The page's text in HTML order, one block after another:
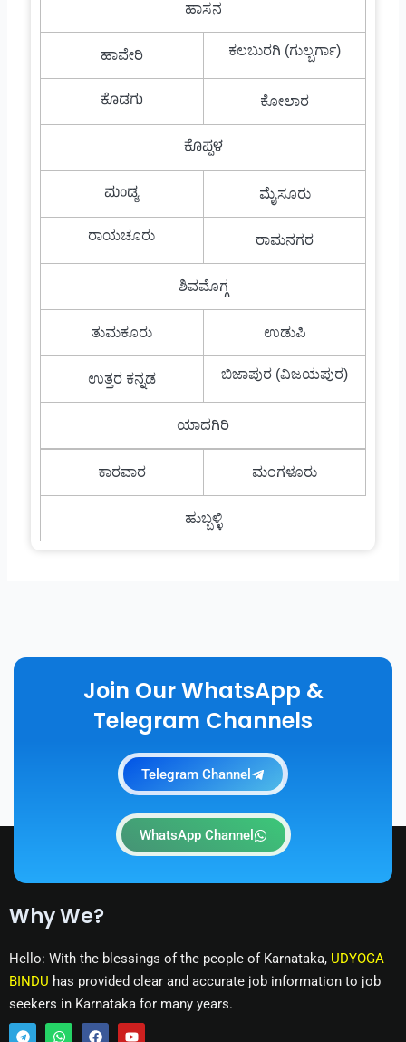
ಹಾಸನ
ಹಾವೇರಿ ಕಲಬುರಗಿ (ಗುಲ್ಬರ್ಗಾ)
ಕೊಡಗು ಕೋಲಾರ
ಕೊಪ್ಪಳ
ಮಂಡ್ಯ
ಮೈಸೂರು
ರಾಯಚೂರು ರಾಮನಗರ
ಶಿವಮೊಗ್ಗ
ತುಮಕೂರು ಉಡುಪಿ
ಉತ್ತರ ಕನ್ನಡ ಬಿಜಾಪುರ (ವಿಜಯಪುರ)
ಯಾದಗಿರಿ
ಕಾರವಾರ ಮಂಗಳೂರು
ಹುಬ್ಬಳ್ಳಿ
Join Our WhatsApp &
Telegram Channels
Telegram Channel
WhatsApp Channel
Why We?
Hello: With the blessings of the people of Karnataka, UDYOGA
BINDU has provided clear and accurate job information to job
seekers in Karnataka for many years.